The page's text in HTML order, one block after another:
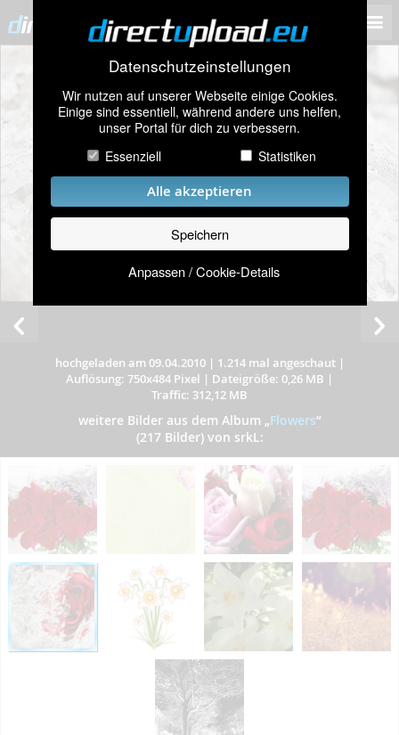
Datenschutzeinstellungen
Wir nutzen auf unserer Webseite einige Cookies.
Einige sind essentiell, während andere uns helfen,
unser Portal für dich zu verbessern.
Essenziell
Statistiken
Alle akzeptieren
Speichern
Anpassen / Cookie-Details
hochgeladen am 09.04.2010| 1.214 mal angeschaut|
Auflösung: 750x484 Pixel | Dateigröße: 0,26 MB |
Traffic: 312,12 MB
weitere Bilder aus dem Album „Flowers”
(217 Bilder) von srkL: